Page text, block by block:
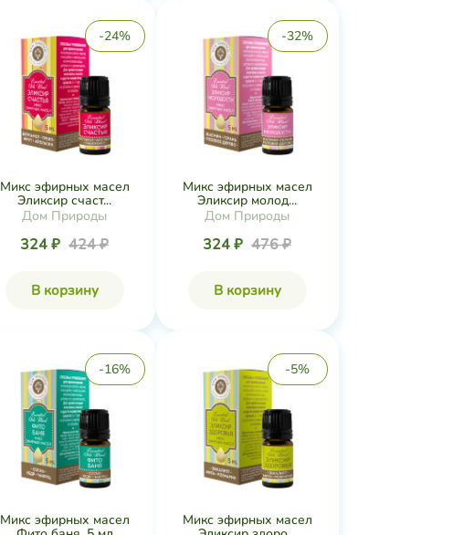
-24%
Микс эфирных масел
Эликсир счаст...
Дом Природы
324 ₽ 424 ₽
В корзину
-32%
Микс эфирных масел
Эликсир молод...
Дом Природы
324 ₽ 476 ₽
В корзину
-16%
Микс эфирных масел
-5%
Микс эфирных масел